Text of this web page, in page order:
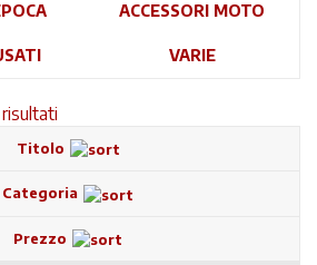
ACCESSORI MOTO
VARIE
Titolo
Categoria
Prezzo